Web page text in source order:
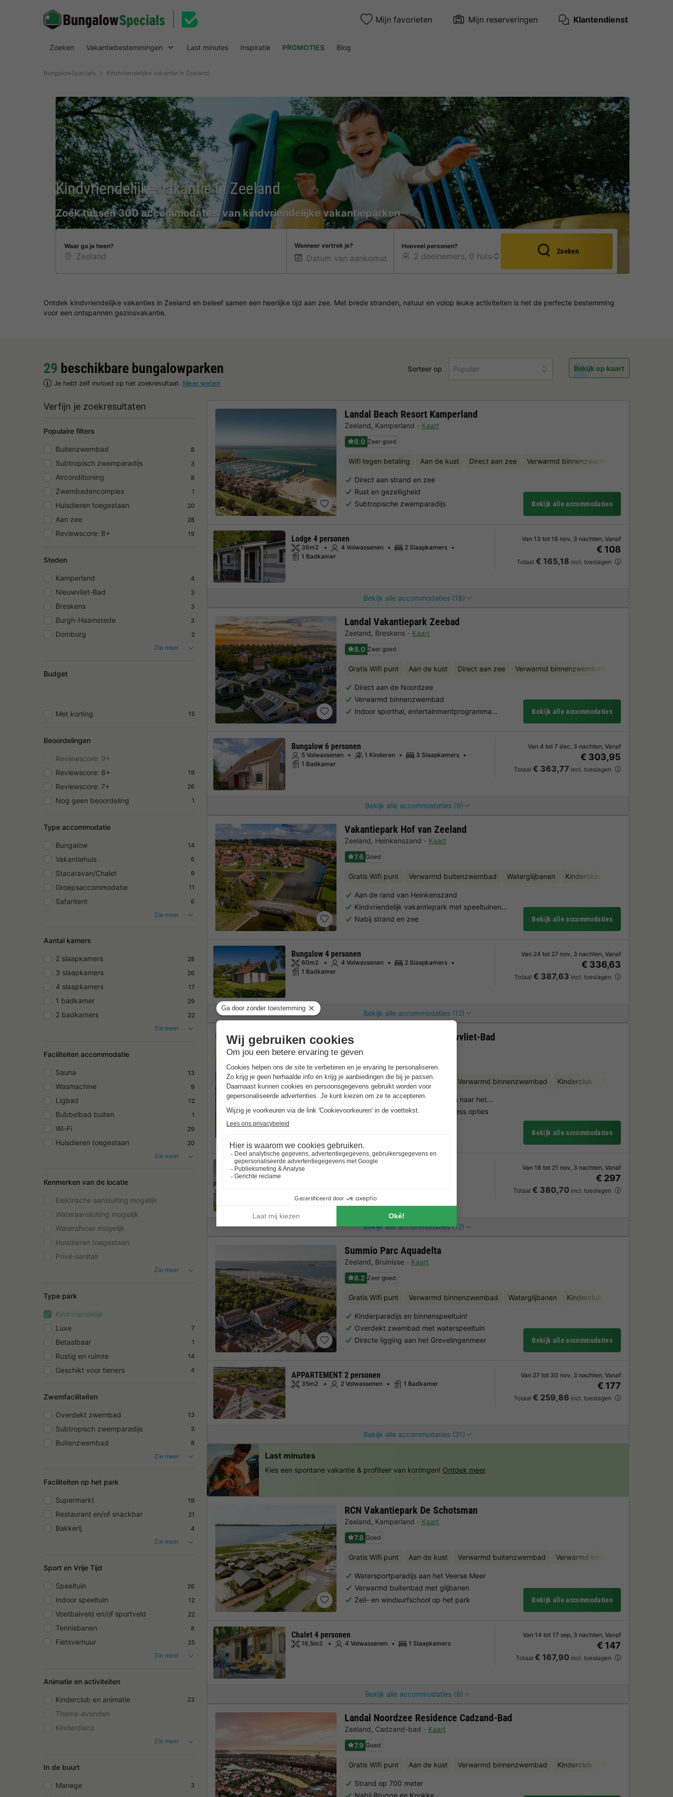
Mijn favorieten Mijn reserveringen Klantendienst
Zoeken Vakantiebestemmingen Last minutes Inspiratie PROMOTIES Blog
BungalowSpecials Kindvriendelijke vakantie in Zeeland
Kindvriendelijke vakantie in Zeeland
Zoek tussen 300 accommodaties van kindvriendelijke vakantieparken
Waar ga je heen? Wanneer vertrek je? Hoeveel personen?
Zoeken
Ontdek kindvriendelijke vakanties in Zeeland en beleef samen een heerlijke tijd aan zee. Met brede stranden, natuur en volop leuke activiteiten is het de perfecte bestemming
voor een ontspannen gezinsvakantie.
29 beschikbare bungalowparken
Je hebt zelf invloed op het zoekresultaat. Meer weten
Sorteer op Populair Bekijk op kaart
Verfijn je zoekresultaten
Populaire filters
Buitenzwembad 8
Subtropisch zwemparadijs 3
Airconditioning 8
Zwembadencomplex 1
Huisdieren toegestaan 20
Aan zee 28
Reviewscore: 8+ 19
Steden
Kamperland 4
Nieuwvliet-Bad 3
Breskens 3
Burgh-Haamstede 3
Domburg
2
Zie meer
Budget
Met korting 15
Beoordelingen
Reviewscore: 9+
Reviewscore: 8+
19
Reviewscore: 7+ 26
Nog geen beoordeling 1
Type accommodatie
Bungalow 14
Vakantiehuis 6
Stacaravan/Chalet 9
Groepsaccommodatie 11
Safaritent
6
Zie meer
Aantal kamers
2 slaapkamers 28
3 slaapkamers 26
4 slaapkamers 17
1 badkamer 29
2 badkamers
22
Zie meer
Faciliteiten accommodatie
Sauna 13
Wasmachine 9
Ligbad 12
Bubbelbad buiten 1
Wi-Fi 29
Huisdieren toegestaan
20
Zie meer
Kenmerken van de locatie
Elektrische aansluiting mogelijk
Wateraansluiting mogelijk
Waterafvoer mogelijk
Huisdieren toegestaan
Privé-sanitair
Zie meer
Type park
Kindvriendelijk
Luxe
7
Betaalbaar 1
Rustig en ruimte 14
Geschikt voor tieners 4
Zwemfaciliteiten
Overdekt zwembad 13
Subtropisch zwemparadijs 3
Buitenzwembad
8
Zie meer
Faciliteiten op het park
Supermarkt 19
Restaurant en/of snackbar 21
Bakkerij
4
Zie meer
Sport en Vrije Tijd
Speeltuin 26
Indoor speeltuin 12
Voetbalveld en/of sportveld 22
Tennisbanen 8
Fietsverhuur
25
Zie meer
Animatie en activiteiten
Kinderclub en animatie 23
Thema-avonden
Kinderdisco
Zie meer
In de buurt
Manege 3
Landal Beach Resort Kamperland
Zeeland, Kamperland
Kaart
8.0 Zeer goed
Wifi tegen betaling Aan de kust Direct aan zee Verwarmd binnenzwembad
Direct aan strand en zee
Rust en gezelligheid
Subtropische zwemparadijs
Bekijk alle accommodaties
Bekijk alle accommodaties (18)
Lodge 4 personen
36m2 4 Volwassenen
2 Slaapkamers
1 Badkamer
Van 13 tot 16 nov, 3 nachten, Vanaf
€ 108
Totaal € 165,18 incl. toeslagen
Landal Vakantiepark Zeebad
Zeeland, Breskens
Kaart
8.0 Zeer goed
Gratis Wifi punt Aan de kust Direct aan zee Verwarmd binnenzwembad
Direct aan de Noordzee
Verwarmd binnenzwembad
Indoor sporthal, entertainmentprogramma…
Bekijk alle accommodaties
Bekijk alle accommodaties (9)
Bungalow 6 personen
5 Volwassenen 1 Kinderen
3 Slaapkamers
1 Badkamer
Van 4 tot 7 dec, 3 nachten, Vanaf
€ 303,95
Totaal € 363,77 incl. toeslagen
Vakantiepark Hof van Zeeland
Zeeland, Heinkenszand
Kaart
7.6 Goed
Gratis Wifi punt Verwarmd buitenzwembad Waterglijbanen Kinderclub
Aan de rand van Heinkenszand
Kindvriendelijk vakantiepark met speeltuinen…
Nabij strand en zee
Bekijk alle accommodaties
Bekijk alle accommodaties (12)
Bungalow 4 personen
60m2 4 Volwassenen
2 Slaapkamers
1 Badkamer
Van 24 tot 27 nov, 3 nachten, Vanaf
€ 336,63
Totaal € 387,63 incl. toeslagen
Dormio Strand Resort Nieuwvliet-Bad
8.1
Gratis Wifi punt Aan de kust Verwarmd binnenzwembad Kinderclub
Slechts een paar minuten lopen naar het…
Luxe vakantiehuizen met wellness opties
Bekijk alle accommodaties
Bekijk alle accommodaties (12)
Bungalow 4 personen Van 18 tot 21 nov, 3 nachten, Vanaf
€ 297
Totaal € 380,70 incl. toeslagen
Summio Parc Aquadelta
Zeeland, Bruinisse
Kaart
8.2 Zeer goed
Gratis Wifi punt Verwarmd binnenzwembad Waterglijbanen Kinderclub
Kinderparadijs en binnenspeeltuin!
Overdekt zwembad met waterspeeltuin
Directe ligging aan het Grevelingenmeer
Bekijk alle accommodaties
Bekijk alle accommodaties (31)
APPARTEMENT 2 personen
35m2 2 Volwassenen 1 Badkamer
Van 27 tot 30 nov, 3 nachten, Vanaf
€ 177
Totaal € 259,86 incl. toeslagen
RCN Vakantiepark De Schotsman
Zeeland, Kamperland
Kaart
7.8 Goed
Gratis Wifi punt Aan de kust Verwarmd buitenzwembad Verwarmd binnenzwembad
Watersportparadijs aan het Veerse Meer
Verwarmd buitenbad met glijbanen
Zeil- en windsurfschool op het park
Bekijk alle accommodaties
Bekijk alle accommodaties (8)
Chalet 4 personen
16,5m2 4 Volwassenen 1 Slaapkamers
Van 14 tot 17 sep, 3 nachten, Vanaf
€ 147
Totaal € 167,90 incl. toeslagen
Landal Noordzee Residence Cadzand-Bad
Zeeland, Cadzand-bad
Kaart
7.9 Goed
Gratis Wifi punt Aan de kust Verwarmd binnenzwembad Kinderclub
Strand op 700 meter
Last minutes
Kies een spontane vakantie & profiteer van kortingen! Ontdek meer